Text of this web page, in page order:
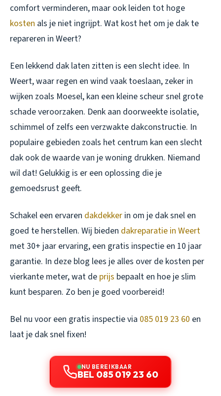
comfort verminderen, maar ook leiden tot hoge
kosten als je niet ingrijpt. Wat kost het om je dak te
repareren in Weert?
Een lekkend dak laten zitten is een slecht idee. In
Weert, waar regen en wind vaak toeslaan, zeker in
wijken zoals Moesel, kan een kleine scheur snel grote
schade veroorzaken. Denk aan doorweekte isolatie,
schimmel of zelfs een verzwakte dakconstructie. In
populaire gebieden zoals het centrum kan een slecht
dak ook de waarde van je woning drukken. Niemand
wil dat! Gelukkig is er een oplossing die je
gemoedsrust geeft.
Schakel een ervaren dakdekker in om je dak snel en
goed te herstellen. Wij bieden dakreparatie in Weert
met 30+ jaar ervaring, een gratis inspectie en 10 jaar
garantie. In deze blog lees je alles over de kosten per
vierkante meter, wat de prijs bepaalt en hoe je slim
kunt besparen. Zo ben je goed voorbereid!
Bel nu voor een gratis inspectie via 085 019 23 60 en
laat je dak snel fixen!
NU BEREIKBAAR
BEL 085 019 23 60